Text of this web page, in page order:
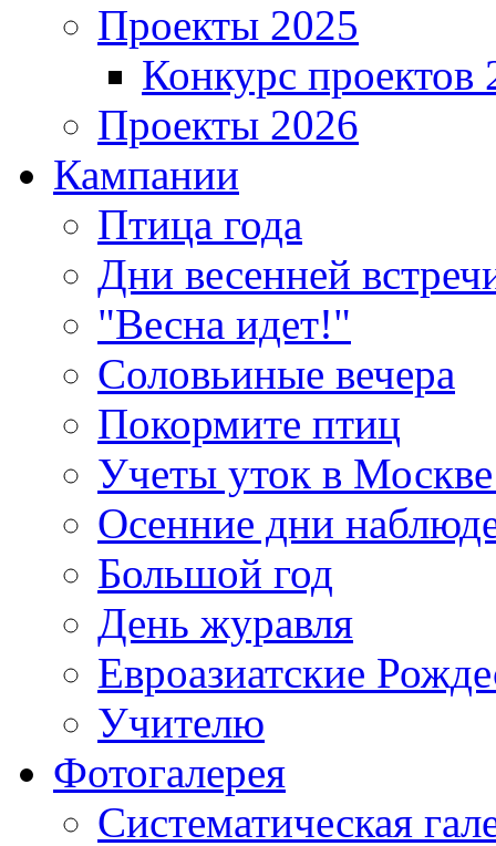
Проекты 2025
Конкурс проектов
Проекты 2026
Кампании
Птица года
Дни весенней
"Весна идет!"
Соловьиные вечера
Покормите птиц
Учеты уток в
Осенние дни
Большой год
День журавля
Евроазиатские
Учителю
Фотогалерея
Систематическая